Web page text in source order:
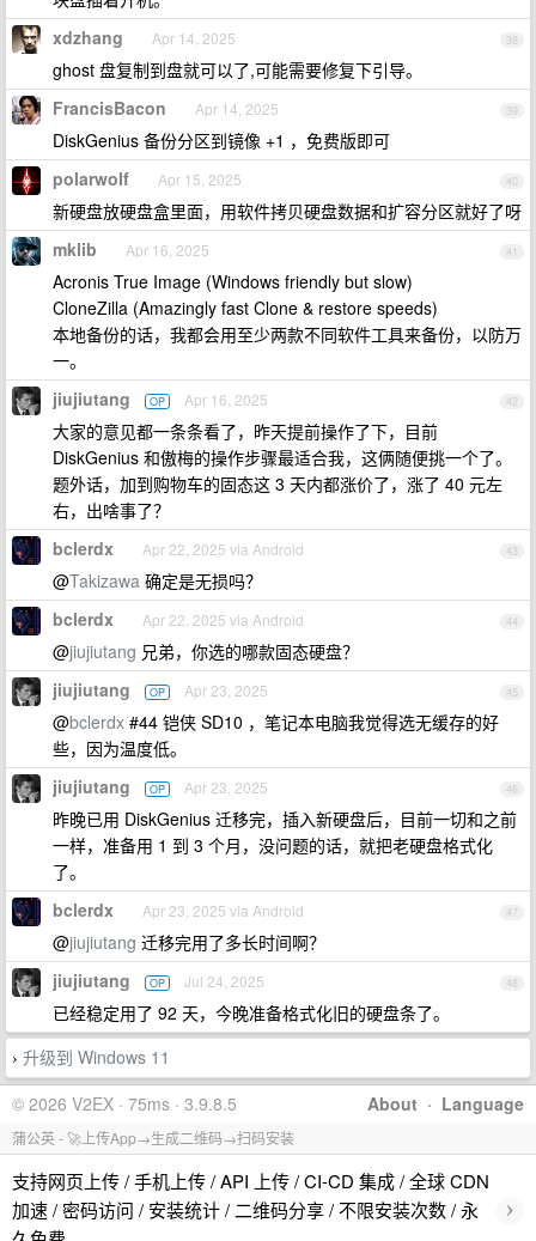
38
xdzhang Apr 14, 2025
ghost 盘复制到盘就可以了,可能需要修复下引导。
39
FrancisBacon Apr 14, 2025
DiskGenius 备份分区到镜像 +1 ，免费版即可
40
polarwolf Apr 15, 2025
新硬盘放硬盘盒里面，用软件拷贝硬盘数据和扩容分区就好了呀
41
mklib Apr 16, 2025
Acronis True Image (Windows friendly but slow)
CloneZilla (Amazingly fast Clone & restore speeds)
本地备份的话，我都会用至少两款不同软件工具来备份，以防万
一。
42
jiujiutang OP Apr 16, 2025
大家的意见都一条条看了，昨天提前操作了下，目前
DiskGenius 和傲梅的操作步骤最适合我，这俩随便挑一个了。
题外话，加到购物车的固态这 3 天内都涨价了，涨了 40 元左
右，出啥事了？
43
bclerdx Apr 22, 2025 via Android
@Takizawa 确定是无损吗？
44
bclerdx Apr 22, 2025 via Android
@jiujiutang 兄弟，你选的哪款固态硬盘？
45
jiujiutang OP Apr 23, 2025
@bclerdx #44 铠侠 SD10 ，笔记本电脑我觉得选无缓存的好
些，因为温度低。
46
jiujiutang OP Apr 23, 2025
昨晚已用 DiskGenius 迁移完，插入新硬盘后，目前一切和之前
一样，准备用 1 到 3 个月，没问题的话，就把老硬盘格式化
了。
47
bclerdx Apr 23, 2025 via Android
@jiujiutang 迁移完用了多长时间啊？
48
jiujiutang OP Jul 24, 2025
已经稳定用了 92 天，今晚准备格式化旧的硬盘条了。
› 升级到 Windows 11
About · Language
© 2026 V2EX · 75ms · 3.9.8.5
蒲公英 - 🚀上传App→生成二维码→扫码安装
支持网页上传 / 手机上传 / API 上传 / CI-CD 集成 / 全球 CDN
加速 / 密码访问 / 安装统计 / 二维码分享 / 不限安装次数 / 永
›